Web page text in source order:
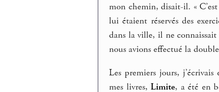
mon chemin, disait-il. «
lui étaient réservés des
dans la ville, il ne connaissait
nous avions effectué la
Les premiers jours,
mes livres,Limite, a été en